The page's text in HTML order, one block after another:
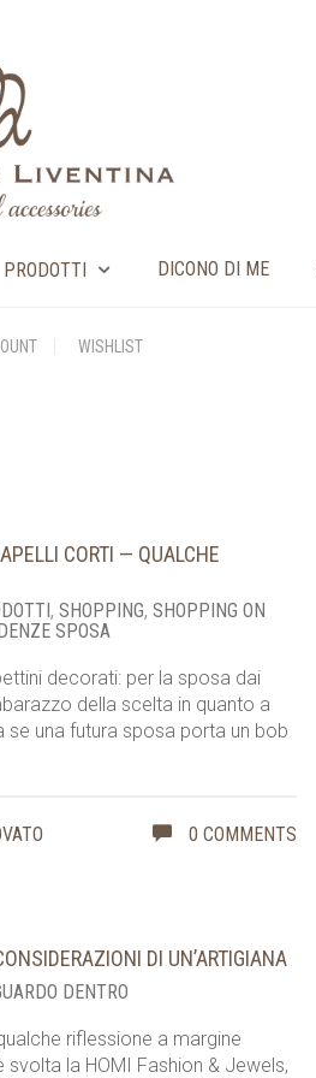
PRODOTTI DICONO DI ME
WISHLIST
CORTI — QUALCHE
,SHOPPING,SHOPPING ON
SPOSA
decorati: per la sposa dai
della scelta in quanto a
una futura sposa porta un bob
0 COMMENTS
DI UN’ARTIGIANA
DENTRO
riflessione a margine
svolta la HOMI Fashion & Jewels,